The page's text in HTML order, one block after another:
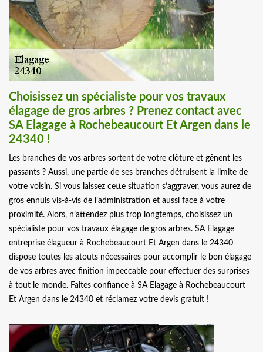
Choisissez un spécialiste pour vos travaux
élagage de gros arbres ? Prenez contact avec
SA Elagage à Rochebeaucourt Et Argen dans le
24340 !
Les branches de vos arbres sortent de votre clôture et gênent les
passants ? Aussi, une partie de ses branches détruisent la limite de
votre voisin. Si vous laissez cette situation s’aggraver, vous aurez de
gros ennuis vis-à-vis de l’administration et aussi face à votre
proximité. Alors, n’attendez plus trop longtemps, choisissez un
spécialiste pour vos travaux élagage de gros arbres. SA Elagage
entreprise élagueur à Rochebeaucourt Et Argen dans le 24340
dispose toutes les atouts nécessaires pour accomplir le bon élagage
de vos arbres avec finition impeccable pour effectuer des surprises
à tout le monde. Faites confiance à SA Elagage à Rochebeaucourt
Et Argen dans le 24340 et réclamez votre devis gratuit !